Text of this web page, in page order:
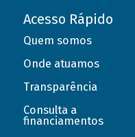
Acesso Rápido
Quem somos
Onde atuamos
Transparência
Consulta a
financiamentos